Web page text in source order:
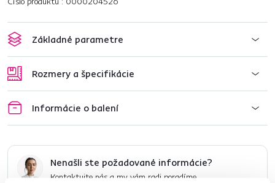
Základné parametre
Rozmery a špecifikácie
Informácie o balení
Nenašli ste požadované informácie?
Kontaktujte nás a my vám radi poradíme